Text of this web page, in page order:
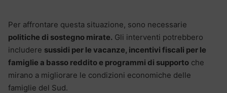
Per affrontare questa situazione, sono necessarie
politiche di sostegno mirate. Gli interventi potrebbero
includere sussidi per le vacanze, incentivi fiscali per le
famiglie a basso reddito e programmi di supporto che
mirano a migliorare le condizioni economiche delle
famiglie del Sud.